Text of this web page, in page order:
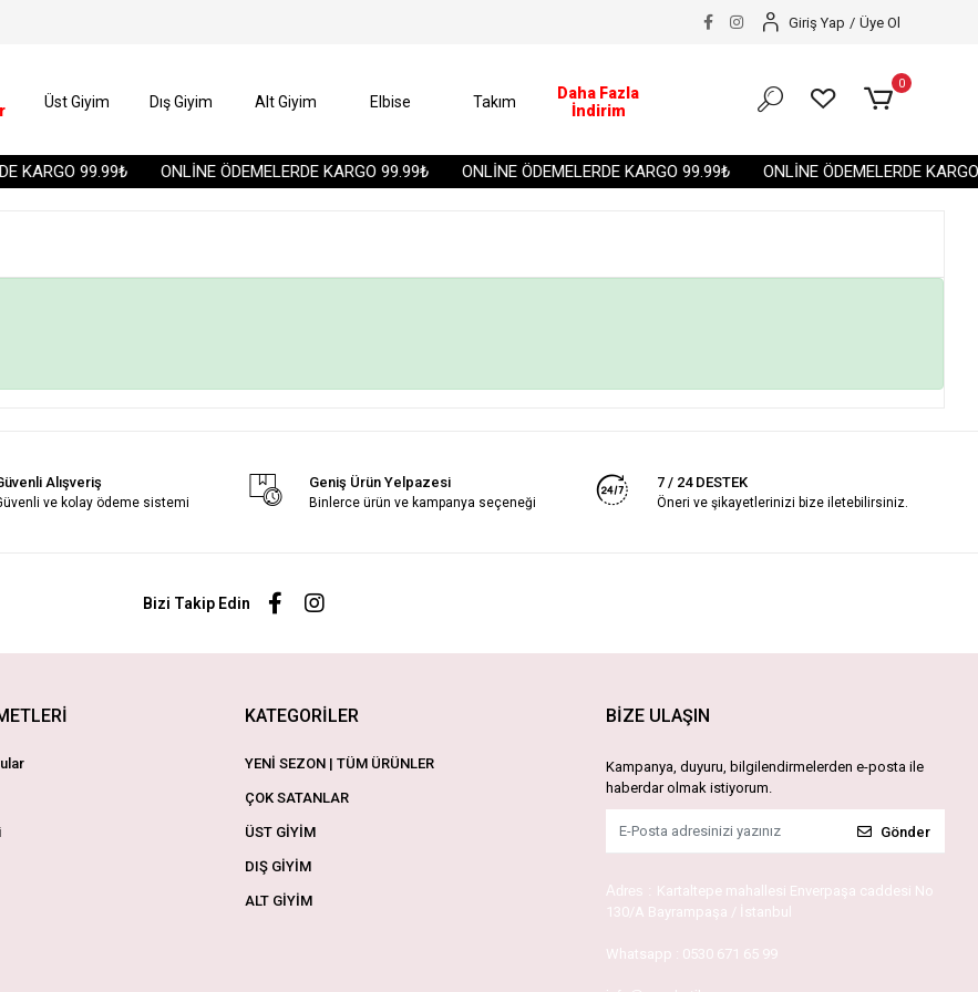
KARGO 99.99₺ ONLİNE ÖDEMELERDE KARGO 99.99₺ ONLİNE ÖDEMELERDE KARGO 99.99₺ ONLİNE ÖDEMELERDE
Giriş Yap / Üye Ol
Üst Giyim Dış Giyim Alt Giyim Elbise Takım
Daha Fazla
İndirim
0
Alışveriş
ve kolay ödeme sistemi
Geniş Ürün Yelpazesi
Binlerce ürün ve kampanya seçeneği
7 / 24 DESTEK
Öneri ve şikayetlerinizi bize iletebilirsiniz.
Bizi Takip Edin
KATEGORİLER
YENİ SEZON | TÜM ÜRÜNLER
ÇOK SATANLAR
ÜST GİYİM
DIŞ GİYİM
ALT GİYİM
BİZE ULAŞIN
Kampanya, duyuru, bilgilendirmelerden e-posta ile
haberdar olmak istiyorum.
Gönder
Adres : Kartaltepe mahallesi Enverpaşa caddesi No
130/A Bayrampaşa / İstanbul
Whatsapp : 0530 671 65 99